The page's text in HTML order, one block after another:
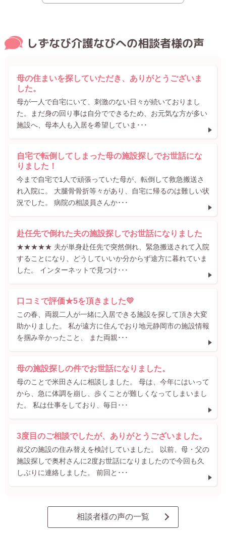
しずなび介護なびへの相談者様の声
母の住まいを探していただき、ありがとうございま
した。
母が一人で自宅にいて、刺激のない日々が続いておりまし
た。まだ身の回り事は自分でできるため、お元気な方が多い
施設へ、母本人も入居を希望していま･･･
自宅で転倒してしまった母の施設探しでお世話にな
りました！
今まで自宅で1人で頑張っていた母が、転倒して救急搬送さ
れ入院に。 大腿骨骨折等々があり、自宅に帰るのは難しい状
況でした。 病院の相談員さんか･･･
赴任先で倒れた夫の施設探しでお世話になりました
★★★★★ 夫が単身赴任先で突然倒れ、緊急搬送されて入院
することになり、どうしていいか分からず途方に暮れていま
した。 インターネットで見つけ･･･
口コミで評価★5を頂きました💛
この春、両親二人が一緒に入居できる施設を探して頂き大変
助かりました。 私が遠方に住んでおり地元静岡市の施設情報
を掴み辛かったこと、 また両親･･･
母の施設探しの件でお世話になりました。
母のことで米田さんに相談しました。 母は、今年にはいって
から、急に体調を崩し、歩くことが難しくなってしまいまし
た。 私は仕事をしており、毎日･･･
3度目のご相談でしたが、ありがとうございました。
叔父の施設の住み替えを検討していました。 以前、母・父の
施設探しで奥村さんに2度お世話になりましたので今回も久
しぶりに連絡しました。 前回と･･･
相談者様の声の一覧